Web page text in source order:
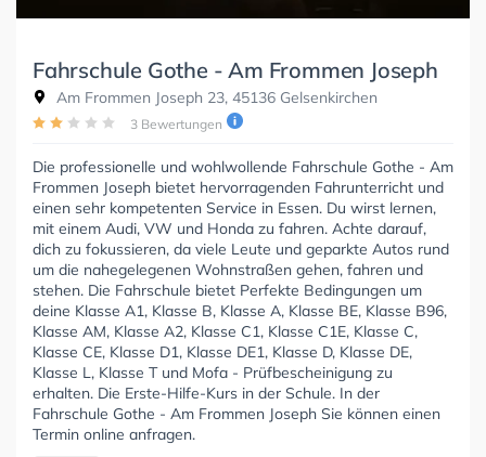
Fahrschule Gothe - Am Frommen Joseph
Am Frommen Joseph 23, 45136 Gelsenkirchen
3 Bewertungen
Die professionelle und wohlwollende Fahrschule Gothe - Am
Frommen Joseph bietet hervorragenden Fahrunterricht und
einen sehr kompetenten Service in Essen. Du wirst lernen,
mit einem Audi, VW und Honda zu fahren. Achte darauf,
dich zu fokussieren, da viele Leute und geparkte Autos rund
um die nahegelegenen Wohnstraßen gehen, fahren und
stehen. Die Fahrschule bietet Perfekte Bedingungen um
deine Klasse A1, Klasse B, Klasse A, Klasse BE, Klasse B96,
Klasse AM, Klasse A2, Klasse C1, Klasse C1E, Klasse C,
Klasse CE, Klasse D1, Klasse DE1, Klasse D, Klasse DE,
Klasse L, Klasse T und Mofa - Prüfbescheinigung zu
erhalten. Die Erste-Hilfe-Kurs in der Schule. In der
Fahrschule Gothe - Am Frommen Joseph Sie können einen
Termin online anfragen.